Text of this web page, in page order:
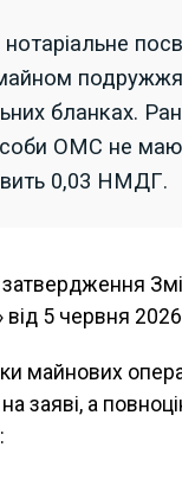
майном
бланках.
ОМС не
0,03 НМДГ.
затвердження
від 5 червня
майнових
заяві, а